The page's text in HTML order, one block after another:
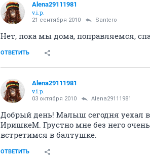
Alena29111981
v.i.p.
21 сентября 2010 Santero
Нет, пока мы дома, поправляемся,
ОТВЕТИТЬ
Alena29111981
v.i.p.
03 октября 2010 Alena29111981
Добрый день! Малыш сегодня уехал в
ИришкеМ. Грустно мне без него
встретимся в балтушке.
ОТВЕТИТЬ